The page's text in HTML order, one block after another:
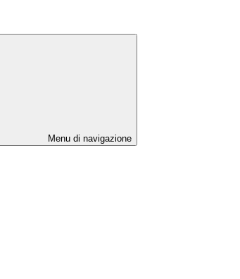
Menu di navigazione